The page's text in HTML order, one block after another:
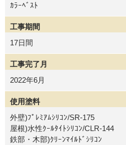
ｶﾗｰﾍﾞｽﾄ
工事期間
17日間
工事完了月
2022年6月
使用塗料
外壁)ﾌﾟﾚﾐｱﾑｼﾘｺﾝ/SR-175
屋根)水性ｸｰﾙﾀｲﾄｼﾘｺﾝ/CLR-144
鉄部・木部)ｸﾘｰﾝﾏｲﾙﾄﾞｼﾘｺﾝ